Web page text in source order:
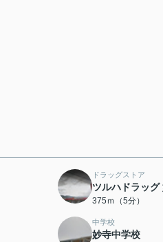
ドラッグストア
ツルハドラッグ
375ｍ（5分）
中学校
妙寺中学校